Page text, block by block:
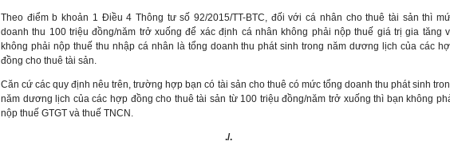
Theo điểm b khoản 1 Điều 4 Thông tư số 92/2015/TT-BTC, đối với cá nhân cho thuê tài sản thì
doanh thu 100 triệu đồng/năm trở xuống để xác định cá nhân không phải nộp thuế giá trị gia tăng
không phải nộp thuế thu nhập cá nhân là tổng doanh thu phát sinh trong năm dương lịch của các
đồng cho thuê tài sản.
Căn cứ các quy định nêu trên, trường hợp bạn có tài sản cho thuê có mức tổng doanh thu phát sinh
năm dương lịch của các hợp đồng cho thuê tài sản từ 100 triệu đồng/năm trở xuống thì bạn không
nộp thuế GTGT và thuế TNCN.
./.